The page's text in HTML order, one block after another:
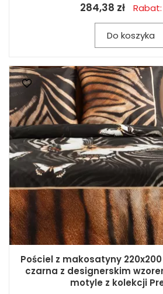
284,38 zł Rabat:
Do koszyka
Pościel z makosatyny 220x200
czarna z designerskim
motyle z kolekcji